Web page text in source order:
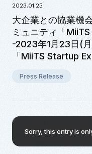
2023.01.23
大企業との協業機
ミュニティ「
-2023年1月23日(
「MiiTS Startup
Press Release
Sorry, this entry is